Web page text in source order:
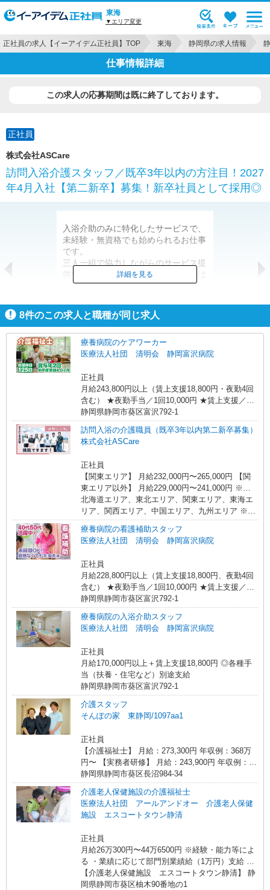
東海
▼エリア変更
正社員の求人【イーアイデム正社員】TOP 東海 静岡県の求人情報
仕事情報詳細
この求人の応募期間は既に終了しております。
正社員
株式会社ASCare
訪問入浴介護スタッフ／既卒3年以内の方注目！2027
年4月入社【第二新卒】募集！新卒社員として採用◎
入浴介助のみに特化したサービスで、
未経験・無資格でも始められるお仕事
です。
三人一組で協力しながらのサービス提
供で不安も少なく、わからないことは
先輩が丁寧にアドバイスします。
詳細を見る
8件のこの求人と職種が同じ求人
療養病院のケアワーカー
医療法人社団 清明会 静岡富沢病院
正社員
月給243,800円以上（賃上支援18,800円・夜勤4回
含む） ★夜勤手当／1回10,000円 ★賃上支援／月
18,800円 ★各種手当（扶養・住宅など）別途支給
静岡県静岡市葵区富沢792-1
訪問入浴の介護職員（既卒3年以内第二新卒募集）
株式会社ASCare
正社員
【関東エリア】 月給232,000円〜265,000円 【関
東エリア以外】 月給229,000円〜241,000円 ※勤
務地域により異なります ※地域手当含む ※交付金
手当含む ※各種手当は待遇項目を参照 ◎キャリア
ステップ年収モデル（参考値） 一般職（平均勤続
年数5年）390万円 事業所長（平均勤続年数10年
2〜3年で所長になる人もいます！）500万円 ブロ
（平均勤続年数17年）720万円
北海道エリア、東北エリア、関東エリア、東海エ
リア、関西エリア、中国エリア、九州エリア ※全
国11支店 ※基本的に希望を考慮した事業所に配属
されます。 ※Ｕ・Ｉターン歓迎！会社都合による
異動等はございません！
療養病院の看護補助スタッフ
医療法人社団 清明会 静岡富沢病院
正社員
月給228,800円以上（賃上支援18,800円、夜勤4回
含む） ★夜勤手当／1回10,000円 ★賃上支援／月
18,800円 ★介護福祉士の方は給与加算あり ★各種
手当（扶養・住宅など）別途支給
静岡県静岡市葵区富沢792-1
療養病院の入浴介助スタッフ
医療法人社団 清明会 静岡富沢病院
正社員
月給170,000円以上＋賃上支援18,800円 ◎各種手
当（扶養・住宅など）別途支給
静岡県静岡市葵区富沢792-1
介護スタッフ
そんぽの家 東静岡/1097aa1
正社員
【介護福祉士】 月給：273,300円 年収例：368万
円〜 【実務者研修】 月給：243,900円 年収例：
329万円〜 【初任者研修・無資格】 月給：
235,500円 年収例：320万円〜 ※職務手当、働き
がい向上手当、日祝手当（月平均2回分）、夜勤手
当（月平均5回分）等、毎月平均的に支払われる手
当を含みます。 ※介護福祉士のみ、特別職務手当
静岡県静岡市葵区長沼984-34
介護老人保健施設の介護福祉士
医療法人社団 アールアンドオー 介護老人保健
施設 エスコートタウン静清
正社員
月給26万300円〜44万6500円 ※経験・能力等によ
る ・業績に応じて部門別業績給（1万円）支給 ・
老健は処遇改善手当あり ・夜勤手当 ★さらに夜
勤5回以上の場合、1回につき2500円加算 ・住宅手
【介護老人保健施設 エスコートタウン静清】 静
岡県静岡市葵区柚木90番地の1